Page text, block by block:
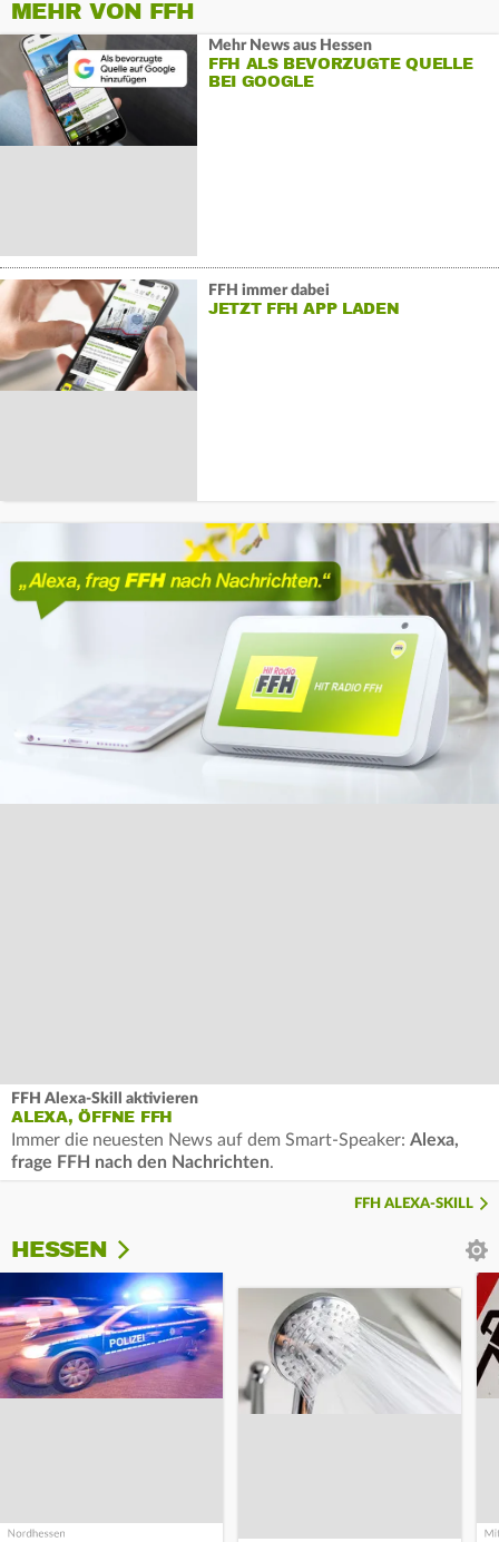
MEHR VON FFH
Mehr News aus Hessen
FFH ALS BEVORZUGTE QUELLE
BEI GOOGLE
FFH immer dabei
JETZT FFH APP LADEN
FFH Alexa-Skill aktivieren
ALEXA, ÖFFNE FFH
Immer die neuesten News auf dem Smart-Speaker: Alexa,
frage FFH nach den Nachrichten.
FFH ALEXA-SKILL
HESSEN